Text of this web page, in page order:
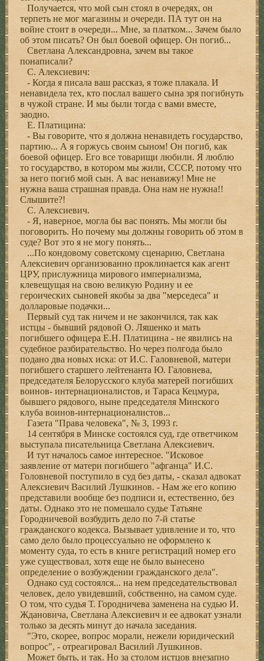
Получается, что мой сын стоял в очередях, он
терпеть не мог магазины и очереди. ПА тут он на
войне стоит в очереди... Мне, за платком... Зачем было
об этом писать? Он был боевой офицер. Он погиб...
Светлана Александровна, зачем вы такое
понаписали?
С. Алексиевич:
- Когда я писала ваш рассказ, я тоже плакала. И
ненавидела тех, кто послал вашего сына зря погибнуть
в чужой стране. И мы были тогда с вами вместе,
заодно.
Е. Платицина:
- Вы говорите, что я должна ненавидеть государство,
партию... А я горжусь своим сыном! Он погиб, как
боевой офицер. Его все товарищи любили. Я люблю
то государство, в котором мы жили, СССР, потому что
за него погиб мой сын. А вас ненавижу! Мне не
нужна ваша страшная правда. Она нам не нужна!!
Слышите?!
С. Алексиевич.
- Я, наверное, могла бы вас понять. Мы могли бы
поговорить. Но почему мы должны говорить об этом в
суде? Вот это я не могу понять...
...По кондовому советскому сценарию, Светлана
Алексиевич организованно проклинается как агент
ЦРУ, прислужница мирового империализма,
клевещущая на свою великую Родину и ее
героических сыновей якобы за два "мерседеса" и
долларовые подачки...
Первый суд так ничем и не закончился, так как
истцы - бывший рядовой О. Ляшенко и мать
погибшего офицера Е.Н. Платицина - не явились на
судебное разбирательство. Но через полгода было
подано два новых иска: от И.С. Галовневой, матери
погибшего старшего лейтенанта Ю. Галовнева,
председателя Белорусского клуба матерей погибших
воинов- интернационалистов, и Тараса Кецмура,
бывшего рядового, ныне председателя Минского
клуба воинов-интернационалистов...
Газета "Права человека", № 3, 1993 г.
14 сентября в Минске состоялся суд, где ответчиком
выступала писательница Светлана Алексиевич.
И тут началось самое интересное. "Исковое
заявление от матери погибшего "афганца" И.С.
Головневой поступило в суд без даты, - сказал адвокат
Алексиевич Василий Лушкинов. - Нам же его копию
представили вообще без подписи и, естественно, без
даты. Однако это не помешало судье Татьяне
Городничевой возбудить дело по 7-й статье
гражданского кодекса. Вызывает удивление и то, что
само дело было процессуально не оформлено к
моменту суда, то есть в книге регистраций номер его
уже существовал, хотя еще не было вынесено
определение о возбуждении гражданского дела".
Однако суд состоялся... на нем председательствовал
человек, дело увидевший, собственно, на самом суде.
О том, что судья Т. Городничева заменена на судью И.
Ждановича, Светлана Алексиевич и ее адвокат узнали
только за десять минут до начала заседания.
"Это, скорее, вопрос морали, нежели юридический
вопрос", - отреагировал Василий Лушкинов.
Может быть, и так. Но за столом истцов внезапно